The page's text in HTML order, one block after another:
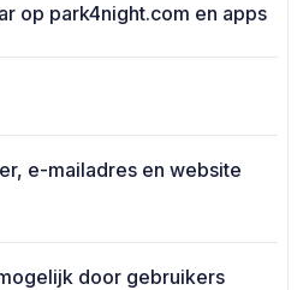
op park4night.com en apps
e-mailadres en website
door gebruikers